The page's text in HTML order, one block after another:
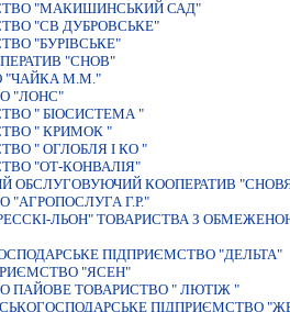
"МАКИШИНСЬКИЙ САД"
"СВ ДУБРОВСЬКЕ"
"БУРIВСЬКЕ"
"СНОВ"
"ЧАЙКА М.М."
"ЛОНС"
" БIОСИСТЕМА "
" КРИМОК "
" ОГЛОБЛЯ I КО "
"ОТ-КОНВАЛIЯ"
ОБСЛУГОВУЮЧИЙ КООПЕРАТИВ
"АГРОПОСЛУГА Г.Р."
ЛЬОН" ТОВАРИСТВА З
ПІДПРИЄМСТВО "ДЕЛЬТА"
"ЯСЕН"
ПАЙОВЕ ТОВАРИСТВО " ЛЮТІЖ "
ПIДПРИЄМСТВО